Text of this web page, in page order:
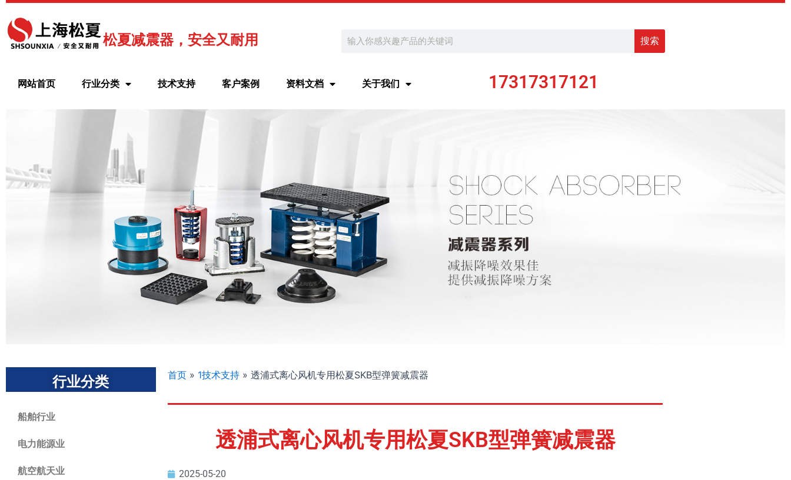
至
内
松夏减震器，安全又耐用 搜索
网站首页 行业分类 技术支持 客户案例 资料文档 关于我们 17317317121
行业分类
船舶行业
电力能源业
航空航天业
首页 » 1技术支持 » 透浦式离心风机专用松夏SKB型弹簧减震器
透浦式离心风机专用松夏SKB型弹簧减震器
2025-05-20